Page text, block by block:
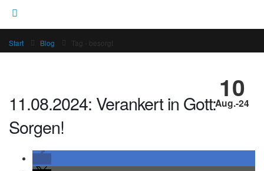
Start Blog Tag - besorgt
10
Aug.-24
11.08.2024: Verankert in Gott:
Sorgen!